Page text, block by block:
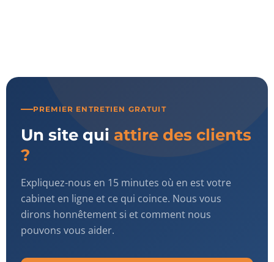
PREMIER ENTRETIEN GRATUIT
Un site qui attire des clients
?
Expliquez-nous en 15 minutes où en est votre
cabinet en ligne et ce qui coince. Nous vous
dirons honnêtement si et comment nous
pouvons vous aider.